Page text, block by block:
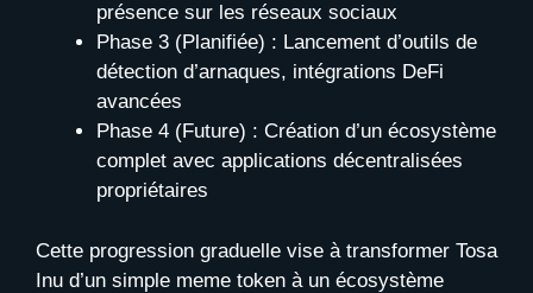
présence sur les réseaux sociaux
Phase 3 (Planifiée) : Lancement d’outils de
détection d’arnaques, intégrations DeFi
avancées
Phase 4 (Future) : Création d’un écosystème
complet avec applications décentralisées
propriétaires
Cette progression graduelle vise à transformer Tosa
Inu d’un simple meme token à un écosystème